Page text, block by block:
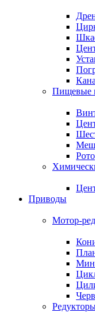
Пищевые
Приводы
Мотор-